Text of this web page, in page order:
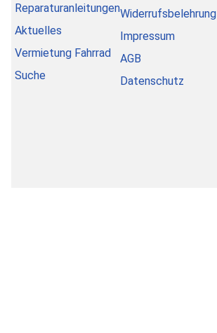
Reparaturanleitungen
Aktuelles
Vermietung Fahrrad
Suche
Widerrufsbelehrung
Impressum
AGB
Datenschutz